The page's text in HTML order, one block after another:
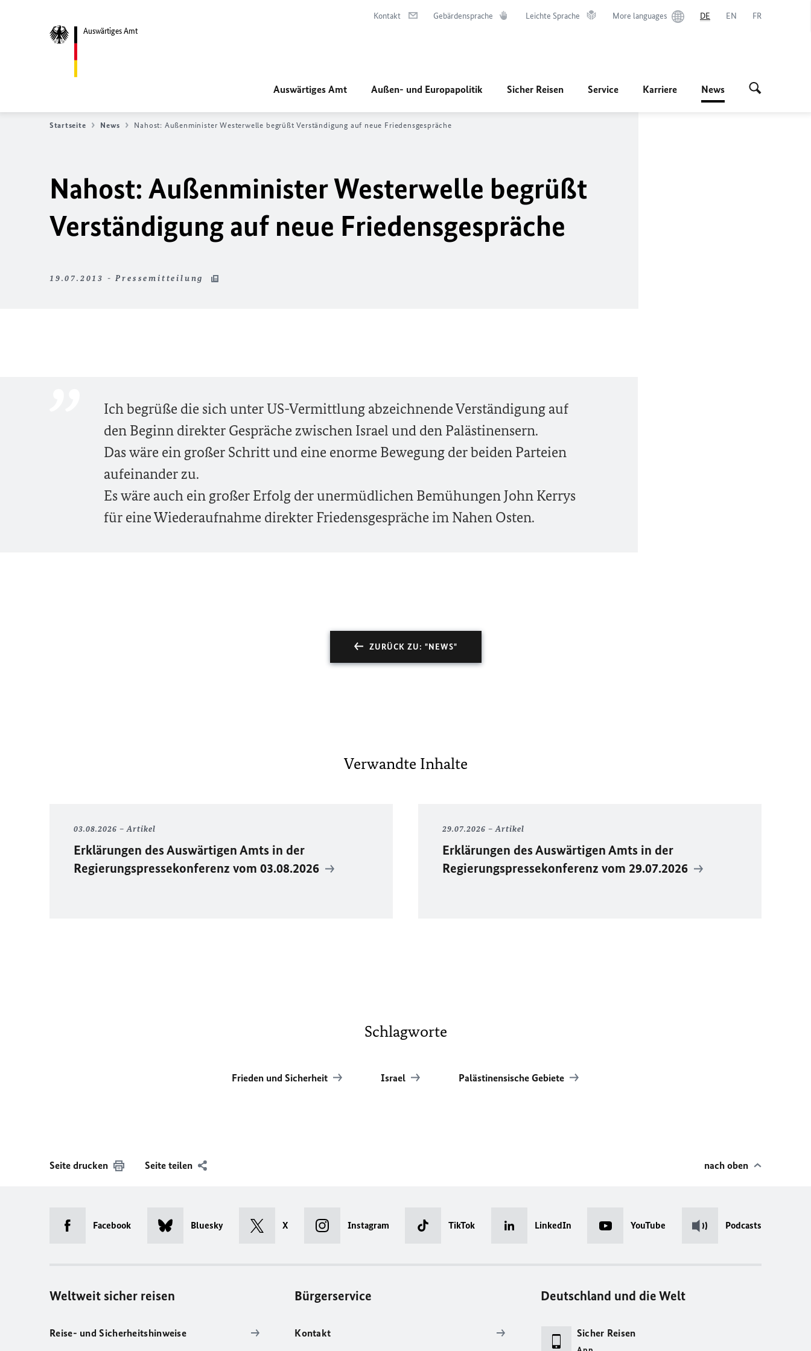
Auswärtiges Amt
Kontakt Gebärdensprache Leichte Sprache More languages DE EN FR
Auswärtiges Amt Außen- und Europapolitik Sicher Reisen Service Karriere News
Startseite News Nahost: Außenminister Westerwelle begrüßt Verständigung auf neue Friedensgespräche
Nahost: Außenminister Westerwelle begrüßt
Verständigung auf neue Friedensgespräche
19.07.2013 - Pressemitteilung
Ich begrüße die sich unter US-Vermittlung abzeichnende Verständigung auf
den Beginn direkter Gespräche zwischen Israel und den Palästinensern.
Das wäre ein großer Schritt und eine enorme Bewegung der beiden Parteien
aufeinander zu.
Es wäre auch ein großer Erfolg der unermüdlichen Bemühungen John Kerrys
für eine Wiederaufnahme direkter Friedensgespräche im Nahen Osten.
ZURÜCK ZU: "NEWS"
Verwandte Inhalte
03.08.2026 Artikel
Erklärungen des Auswärtigen Amts in der
Regierungspressekonferenz vom 03.08.2026
29.07.2026 Artikel
Erklärungen des Auswärtigen Amts in der
Regierungspressekonferenz vom 29.07.2026
Schlagworte
Frieden und Sicherheit Israel Palästinensische Gebiete
Seite drucken Seite teilen nach oben
Facebook Bluesky X Instagram TikTok LinkedIn YouTube Podcasts
Weltweit sicher reisen
Reise- und Sicherheitshinweise
Bürgerservice
Kontakt
Deutschland und die Welt
Sicher Reisen